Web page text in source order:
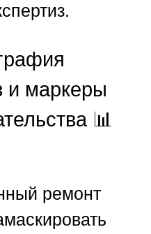
и маркеры
📊
ремонт